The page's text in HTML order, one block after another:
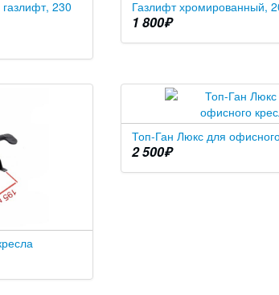
230
Газлифт хромированный,
1 800₽
Топ-Ган Люкс для
2 500₽